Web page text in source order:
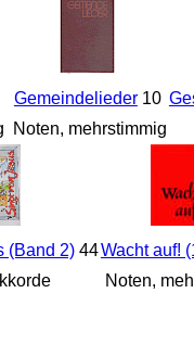
Gemeindelieder10
Noten, mehrstimmig
(Band 2)44Wacht auf!
Noten,